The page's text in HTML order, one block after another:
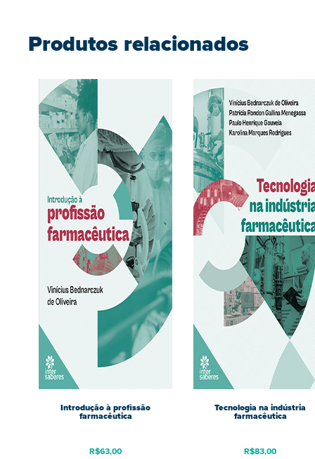
Produtos relacionados
Introdução à profissão
farmacêutica
R$63,00
Tecnologia na indústria
farmacêutica
R$83,00